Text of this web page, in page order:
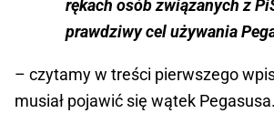
rękach osób związanych z
prawdziwy cel używania
– czytamy w treści pierwszego
musiał pojawić się wątek Pegasusa.